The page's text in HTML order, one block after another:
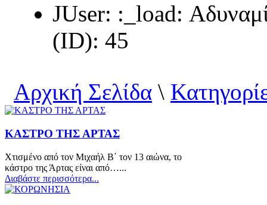
JUser: :_load:
(ID): 45
Αρχική Σελίδα \
ΚΑΣΤΡΟ ΤΗΣ ΑΡΤΑΣ
Χτισμένο από τον Μιχαήλ Β΄ τον 13 αιώνα, το
κάστρο της Άρτας είναι από…...
Διαβάστε περισσότερα...